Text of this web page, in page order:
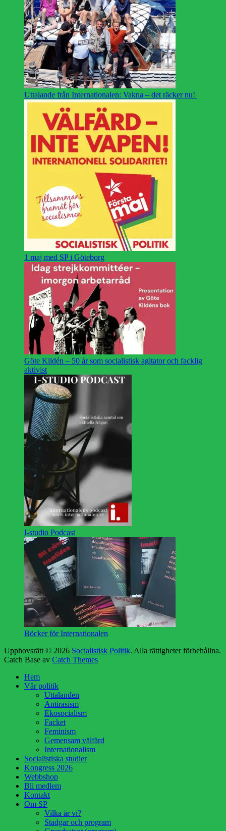
Uttalande från Internationalen: Vakna – det räcker nu!
1 maj med SP i Göteborg
Göte Kildén – 50 år som socialistisk agitator och facklig
aktivist
I-studio Podcast
Böcker för Internationalen
Upphovsrätt © 2026 Socialistisk Politik. Alla rättigheter förbehållna.
Catch Base av Catch Themes
Hem
Vår politik
Uttalanden
Antirasism
Ekosocialism
Facket
Feminism
Gemensam välfärd
Internationalism
Socialistiska studier
Kongress 2026
Webbshop
Bli medlem
Kontakt
Om SP
Vilka är vi?
Stadgar och program